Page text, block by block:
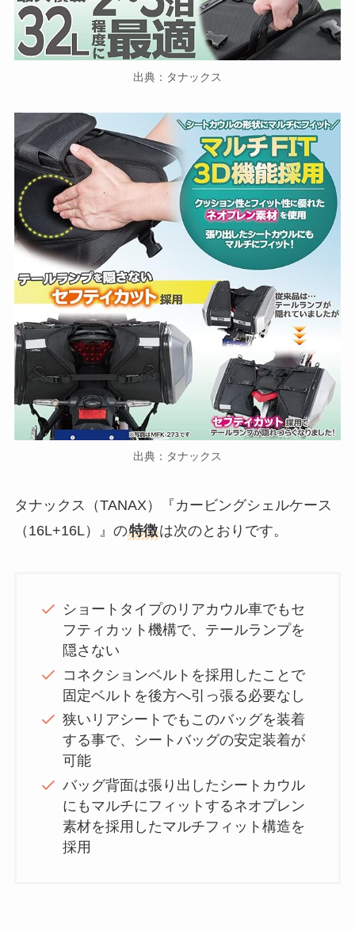
出典：タナックス
出典：タナックス
タナックス（TANAX）『カービングシェルケース
（16L+16L）』の特徴は次のとおりです。
ショートタイプのリアカウル車でもセ
フティカット機構で、テールランプを
隠さない
コネクションベルトを採用したことで
固定ベルトを後方へ引っ張る必要なし
狭いリアシートでもこのバッグを装着
する事で、シートバッグの安定装着が
可能
バッグ背面は張り出したシートカウル
にもマルチにフィットするネオプレン
素材を採用したマルチフィット構造を
採用